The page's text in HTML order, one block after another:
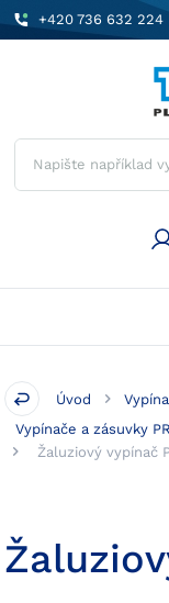
+420 736 632 224
Úvod
Vypínače a zásuvky
Žaluziový vypínač